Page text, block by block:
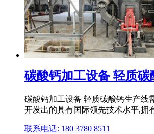
碳酸钙加工设备 轻质
碳酸钙加工设备 轻质碳酸钙生产线
开发出的具有国际领先技术水平,拥
联系电话: 180 3780 8511